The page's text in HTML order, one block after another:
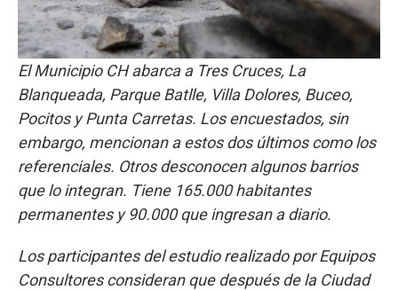
El Municipio CH abarca a Tres Cruces, La
Blanqueada, Parque Batlle, Villa Dolores, Buceo,
Pocitos y Punta Carretas. Los encuestados, sin
embargo, mencionan a estos dos últimos como los
referenciales. Otros desconocen algunos barrios
que lo integran. Tiene 165.000 habitantes
permanentes y 90.000 que ingresan a diario.
Los participantes del estudio realizado por Equipos
Consultores consideran que después de la Ciudad